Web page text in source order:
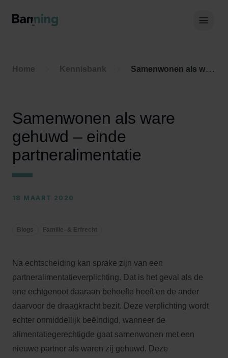
Home Kennisbank Samenwonen als ware gehuwd – einde partneralimentatie
Samenwonen als ware
gehuwd – einde
partneralimentatie
18 MAART 2020
Blogs Familie- & Erfrecht
Na echtscheiding kan sprake zijn van een
partneralimentatieverplichting. Dat is het geval als de
ene echtgenoot daaraan behoefte heeft en de ander
daarvoor de draagkracht bezit. Deze verplichting wordt
echter onmiddellijk beëindigd, wanneer de
alimentatiegerechtigde gaat samenwonen met een
nieuwe partner als waren zij gehuwd. Deze